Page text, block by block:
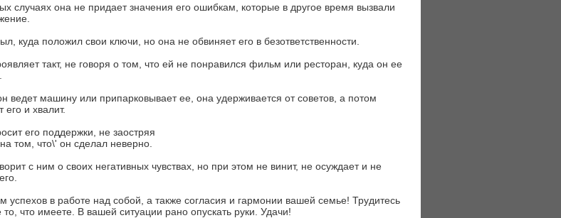
случаях она не придает значения его ошибкам, которые в другое время вызвали
куда положил свои ключи, но она не обвиняет его в безответственности.
такт, не говоря о том, что ей не понравился фильм или ресторан, куда он ее
ведет машину или припарковывает ее, она удерживается от советов, а потом
его и хвалит.
его поддержки, не заостряя
том, что\' он сделал неверно.
с ним о своих негативных чувствах, но при этом не винит, не осуждает и не
в работе над собой, а также согласия и гармонии вашей семье! Трудитесь
то, что имеете. В вашей ситуации рано опускать руки. Удачи!